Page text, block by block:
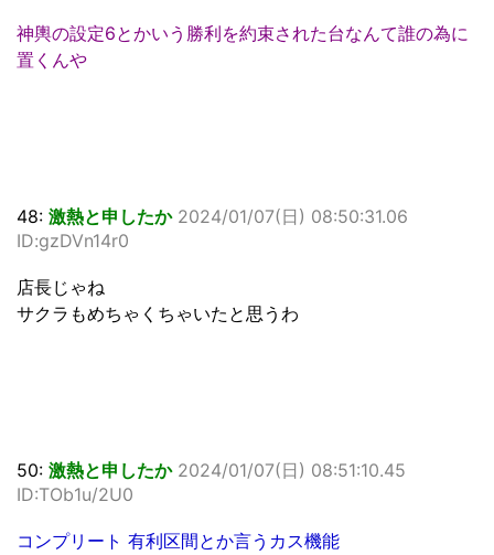
神輿の設定6とかいう勝利を約束された台なんて誰の為に
置くんや
48: 激熱と申したか 2024/01/07(日) 08:50:31.06
ID:gzDVn14r0
店長じゃね
サクラもめちゃくちゃいたと思うわ
50: 激熱と申したか 2024/01/07(日) 08:51:10.45
ID:TOb1u/2U0
コンプリート 有利区間とか言うカス機能